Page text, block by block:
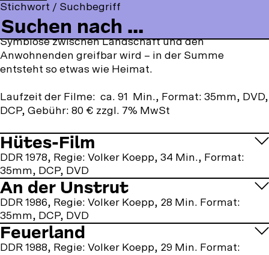
t
o
m
m
e
n
o
l
l
o
w
u
o
n
:
a
c
e
b
o
k
o
u
T
u
b
n
s
t
a
g
a
m
Stichwort / Suchbegriff
lässt er die Kamera durch die Szenerie schweifen
und schließlich bei den Menschen ruhen, so dass die
Symbiose zwischen Landschaft und den
Anwohnenden greifbar wird – in der Summe
entsteht so etwas wie Heimat.
Laufzeit der Filme: ca. 91 Min., Format: 35mm, DVD,
DCP, Gebühr: 80 € zzgl. 7% MwSt
Hütes-Film
DDR 1978, Regie: Volker Koepp, 34 Min., Format:
35mm, DCP, DVD
An der Unstrut
DDR 1986, Regie: Volker Koepp, 28 Min. Format:
35mm, DCP, DVD
Feuerland
DDR 1988, Regie: Volker Koepp, 29 Min. Format: